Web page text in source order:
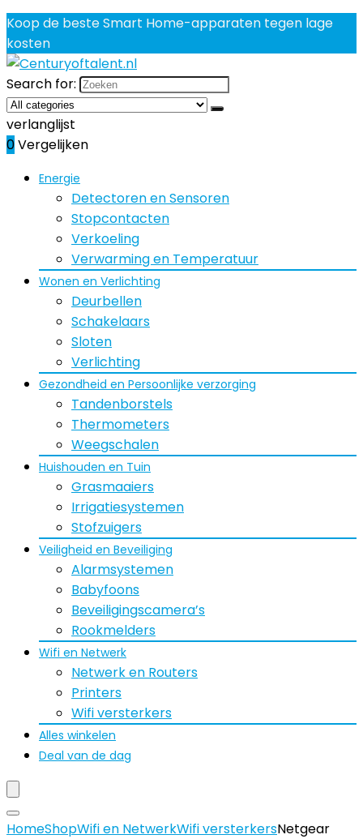
Koop de beste Smart Home-apparaten tegen lage
kosten
Search for:
verlanglijst
0Vergelijken
Energie
Detectoren en Sensoren
Stopcontacten
Verkoeling
Verwarming en Temperatuur
Wonen en Verlichting
Deurbellen
Schakelaars
Sloten
Verlichting
Gezondheid en Persoonlijke verzorging
Tandenborstels
Thermometers
Weegschalen
Huishouden en Tuin
Grasmaaiers
Irrigatiesystemen
Stofzuigers
Veiligheid en Beveiliging
Alarmsystemen
Babyfoons
Beveiligingscamera’s
Rookmelders
Wifi en Netwerk
Netwerk en Routers
Printers
Wifi versterkers
Alles winkelen
Deal van de dag
HomeShopWifi en NetwerkWifi versterkersNetgear